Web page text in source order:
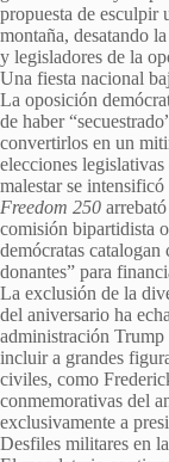
propuesta de esculpir
montaña, desatando
y legisladores de la
Una fiesta nacional
La oposición
de haber
convertirlos en un
elecciones
malestar se
Freedom 250
comisión bipartidista
demócratas
donantes” para
La exclusión de la
del aniversario ha
administración Trump
incluir a grandes
civiles, como
conmemorativas del
exclusivamente a
Desfiles militares en